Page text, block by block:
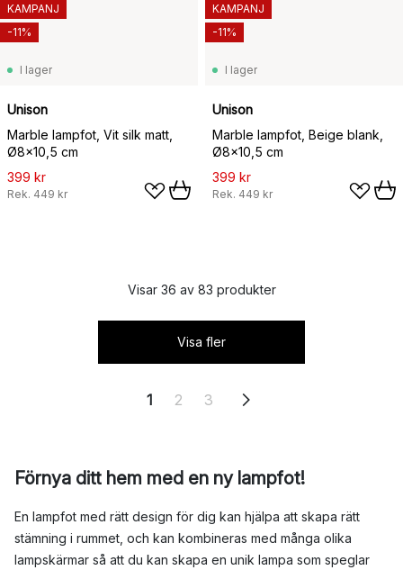
I lager
Unison
Marble lampfot, Vit silk matt,
Ø8x10,5 cm
399 kr
Rek. 449 kr
KAMPANJ
-11%
I lager
Unison
Marble lampfot, Beige blank,
Ø8x10,5 cm
399 kr
Rek. 449 kr
KAMPANJ
-11%
Visar 36 av 83 produkter
Visa fler
1 2 3
Förnya ditt hem med en ny lampfot!
En lampfot med rätt design för dig kan hjälpa att skapa rätt
stämning i rummet, och kan kombineras med många olika
lampskärmar så att du kan skapa en unik lampa som speglar